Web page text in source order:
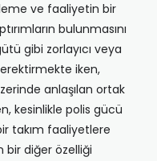
ve faaliyetin bir
bulunmasını
gibi zorlayıcı veya
iken,
anlaşılan ortak
kesinlikle polis gücü
takım faaliyetlere
bir diğer özelliği